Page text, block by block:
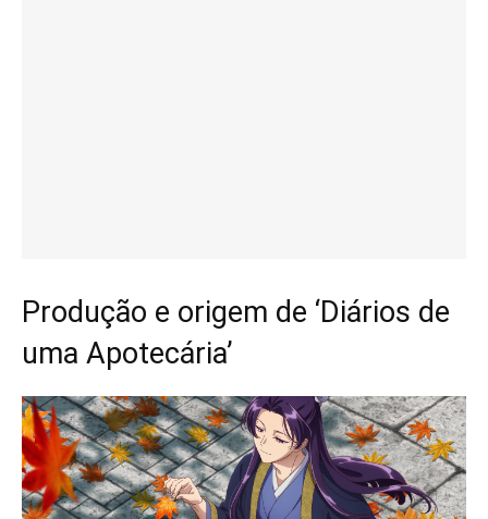
Produção e origem de ‘Diários de
uma Apotecária’